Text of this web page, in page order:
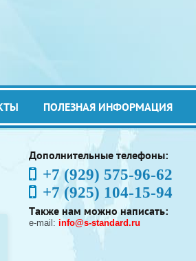
ПОЛЕЗНАЯ ИНФОРМАЦИЯ
Дополнительные телефоны:
+7 (929) 575-96-62
+7 (925) 104-15-94
Также нам можно написать:
e-mail: info@s-standard.ru